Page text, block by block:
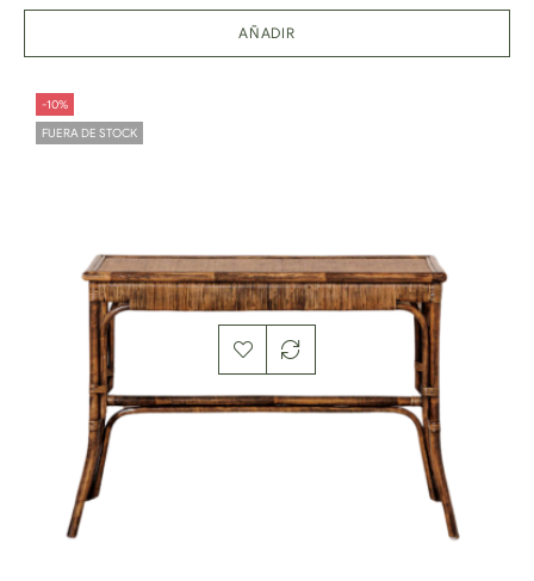
AÑADIR
-10%
FUERA DE STOCK